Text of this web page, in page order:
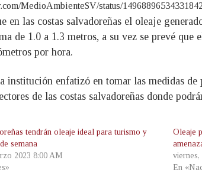
MedioAmbienteSV/status/
en las costas salvadoreñas el oleaje
de 1.0 a 1.3 metros, a su vez se prevé
por hora.
institución enfatizó en tomar las medidas de
de las costas salvadoreñas donde
tendrán oleaje ideal para turismo y
semana
2023 8:00 AM
Oleaje
viernes,
En